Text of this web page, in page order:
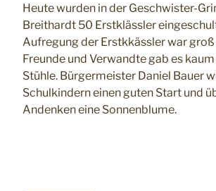
Heute wurden in der Geschwister-
Breithardt 50 Erstklässler
Aufregung der Erstkkässler war groß
Freunde und Verwandte gab es
Stühle. Bürgermeister Daniel Bauer
Schulkindern einen guten Start und
Andenken eine Sonnenblume.